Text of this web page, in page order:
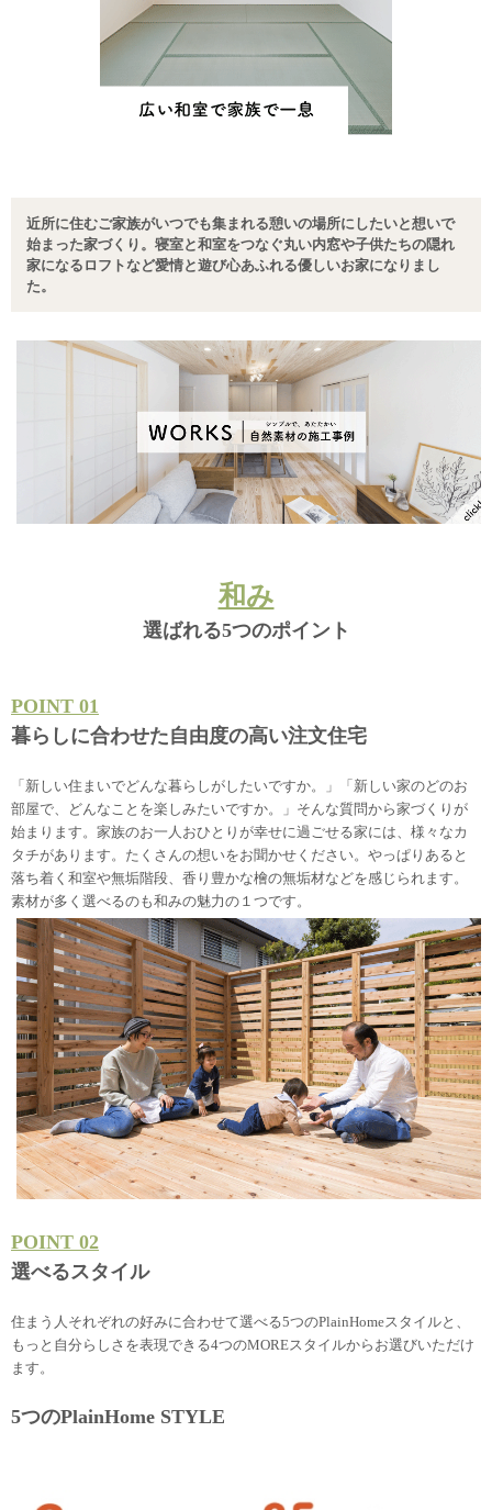
近所に住むご家族がいつでも集まれる憩いの場所にしたいと想いで
始まった家づくり。寝室と和室をつなぐ丸い内窓や子供たちの隠れ
家になるロフトなど愛情と遊び心あふれる優しいお家になりまし
た。
和み
選ばれる5つのポイント
POINT 01
暮らしに合わせた自由度の高い注文住宅
「新しい住まいでどんな暮らしがしたいですか。」「新しい家のどのお
部屋で、どんなことを楽しみたいですか。」そんな質問から家づくりが
始まります。家族のお一人おひとりが幸せに過ごせる家には、様々なカ
タチがあります。たくさんの想いをお聞かせください。やっぱりあると
落ち着く和室や無垢階段、香り豊かな檜の無垢材などを感じられます。
素材が多く選べるのも和みの魅力の１つです。
POINT 02
選べるスタイル
住まう人それぞれの好みに合わせて選べる5つのPlainHomeスタイルと、
もっと自分らしさを表現できる4つのMOREスタイルからお選びいただけ
ます。
5つのPlainHome STYLE